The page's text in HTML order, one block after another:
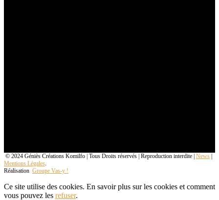
© 2024 Géniès Créations Komilfo | Tous Droits réservés | Reproduction interdite | News
Mentions Légales.
Réalisation Groupe Vas-y !
Ce site utilise des cookies. En savoir plus sur les cookies et comment
vous pouvez les refuser.